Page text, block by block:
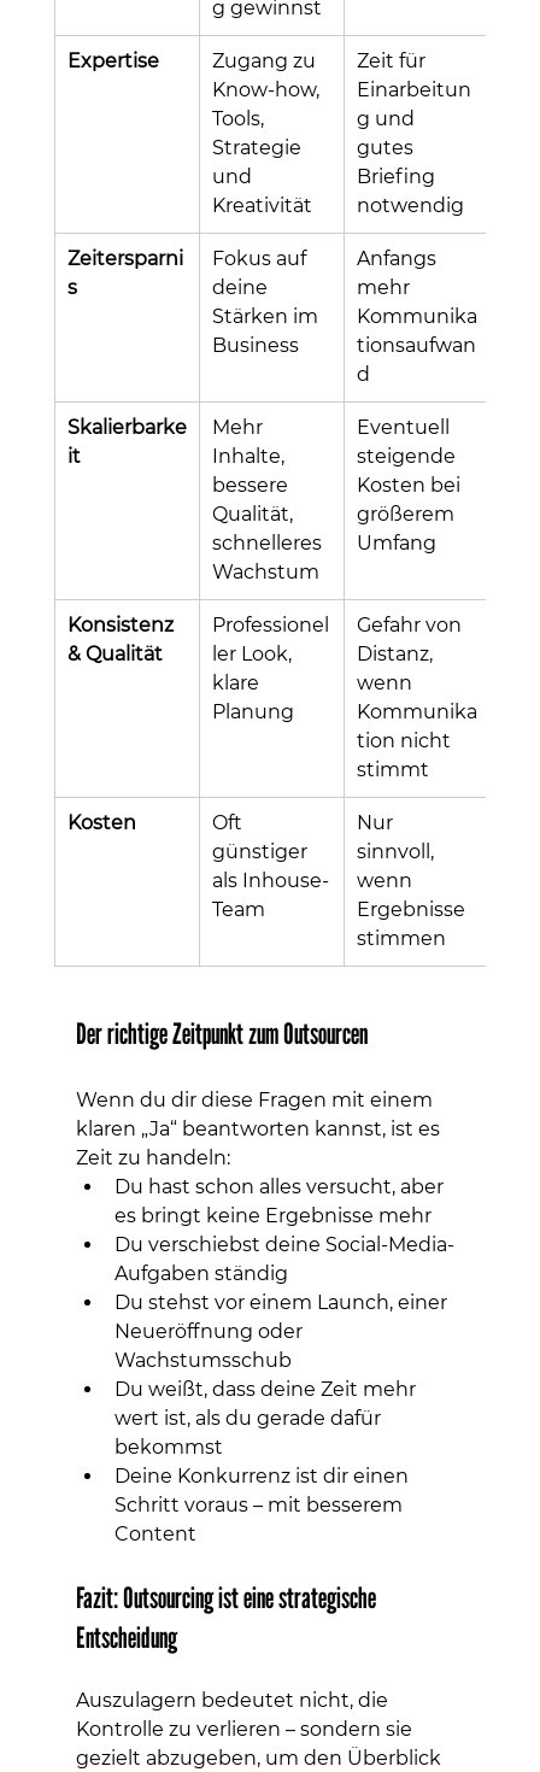
g gewinnst
Expertise
Zugang zu
Know-how,
Tools,
Strategie
und
Kreativität
Zeit für
Einarbeitun
g und
gutes
Briefing
notwendig
Zeitersparni
s
Fokus auf
deine
Stärken im
Business
Anfangs
mehr
Kommunika
tionsaufwan
d
Skalierbarke
it
Mehr
Inhalte,
bessere
Qualität,
schnelleres
Wachstum
Eventuell
steigende
Kosten bei
größerem
Umfang
Konsistenz
& Qualität
Professionel
ler Look,
klare
Planung
Gefahr von
Distanz,
wenn
Kommunika
tion nicht
stimmt
Kosten
Oft
günstiger
als Inhouse-
Team
Nur
sinnvoll,
wenn
Ergebnisse
stimmen
Der richtige Zeitpunkt zum Outsourcen
Wenn du dir diese Fragen mit einem
klaren „Ja“ beantworten kannst, ist es
Zeit zu handeln:
Du hast schon alles versucht, aber
es bringt keine Ergebnisse mehr
Du verschiebst deine Social-Media-
Aufgaben ständig
Du stehst vor einem Launch, einer
Neueröffnung oder
Wachstumsschub
Du weißt, dass deine Zeit mehr
wert ist, als du gerade dafür
bekommst
Deine Konkurrenz ist dir einen
Schritt voraus – mit besserem
Content
Fazit: Outsourcing ist eine strategische
Entscheidung
Auszulagern bedeutet nicht, die
Kontrolle zu verlieren – sondern sie
gezielt abzugeben, um den Überblick